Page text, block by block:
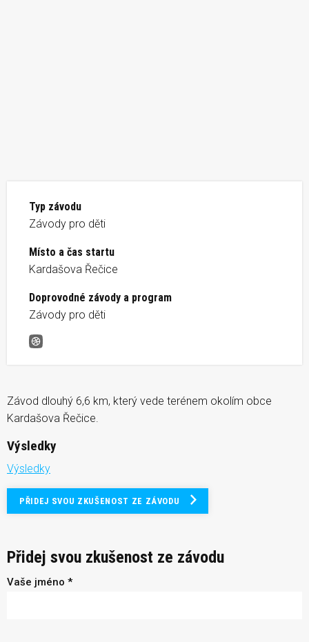
Typ závodu
Závody pro děti
Místo a čas startu
Kardašova Řečice
Doprovodné závody a program
Závody pro děti
Okolo Babek
Závod dlouhý 6,6 km, který vede terénem okolím obce
Kardašova Řečice.
Výsledky
Výsledky
PŘIDEJ SVOU ZKUŠENOST ZE ZÁVODU
Přidej svou zkušenost ze závodu
Vaše jméno *